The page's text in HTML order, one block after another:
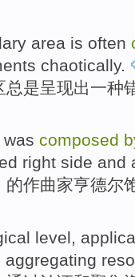
area is often
chaotically.
总是呈现出一种
was composed
right side and
的作曲家亨德尔
level,
aggregating